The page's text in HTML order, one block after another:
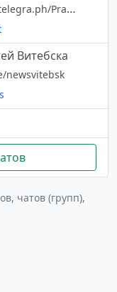
Правила чата: https://telegra.ph/Pravila-chata-06-18-3 Чат каналаТрактор Лечить: https://t.me/joinchat/AAAAAD_lupPdZgRPmZzzcQ. Предложения и вопросы по чату: @chatsupportquestion_bot
Витебска
newsvitebsk
чатов (групп),